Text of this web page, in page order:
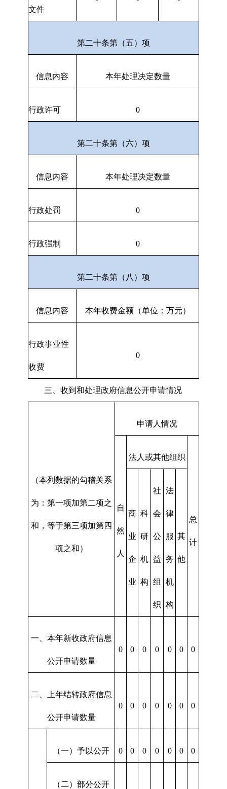
文件
第二十条第（五）项
信息内容 本年处理决定数量
行政许可 0
第二十条第（六）项
信息内容 本年处理决定数量
行政处罚 0
行政强制 0
第二十条第（八）项
信息内容 本年收费金额（单位：万元）
行政事业性
收费
0
三、收到和处理政府信息公开申请情况
（本列数据的勾稽关系
为：第一项加第二项之
和，等于第三项加第四
项之和）
申请人情况
自
然
人
法人或其他组织
总
计
商
业
企
业
科
研
机
构
社
会
公
益
组
织
法
律
服
务
机
构
其
他
一、本年新收政府信息
公开申请数量
0 0 0 0 0 0 0
二、上年结转政府信息
公开申请数量
0 0 0 0 0 0 0
（一）予以公开 0 0 0 0 0 0 0
（二）部分公开